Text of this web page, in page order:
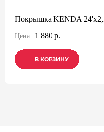
Покрышка KENDA
Цена: 1 880 р.
В КОРЗИНУ
В КОРЗИНУ
В КОРЗИНУ